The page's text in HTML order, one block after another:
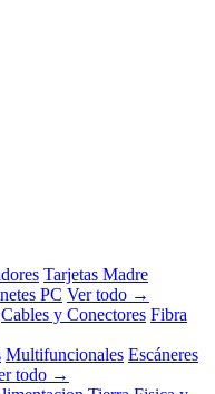
Tarjetas Madre
PC Ver todo →
Cables y Conectores Fibra
Multifuncionales Escáneres
todo →